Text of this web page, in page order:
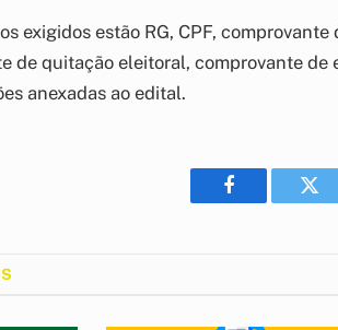
exigidos estão RG, CPF,
de quitação eleitoral, comprovante de
anexadas ao edital.
Facebook